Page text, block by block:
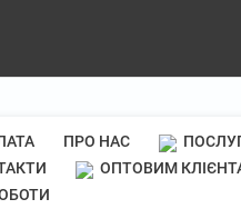
ПРО НАС
ОПТОВИМ